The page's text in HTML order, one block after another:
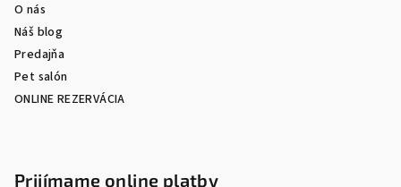
O nás
Náš blog
Predajňa
Pet salón
ONLINE REZERVÁCIA
Prijímame online platby